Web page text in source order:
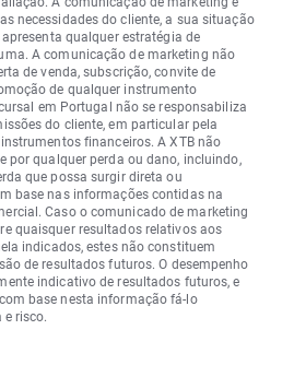
necessidades do cliente, a sua situação
qualquer estratégia de
A comunicação de marketing não
de venda, subscrição, convite de
de qualquer instrumento
em Portugal não se responsabiliza
do cliente, em particular pela
financeiros. A XTB não
por qualquer perda ou dano, incluindo,
que possa surgir direta ou
base nas informações contidas na
Caso o comunicado de marketing
quaisquer resultados relativos aos
indicados, estes não constituem
de resultados futuros. O desempenho
indicativo de resultados futuros, e
base nesta informação fá-lo
risco.